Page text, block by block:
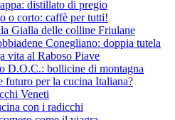
distillato di pregio
o corto: caffè per tutti!
Gialla delle colline Friulane
Conegliano: doppia tutela
vita al Raboso Piave
D.O.C.: bollicine di montagna
futuro per la cucina Italiana?
Veneti
con i radicchi